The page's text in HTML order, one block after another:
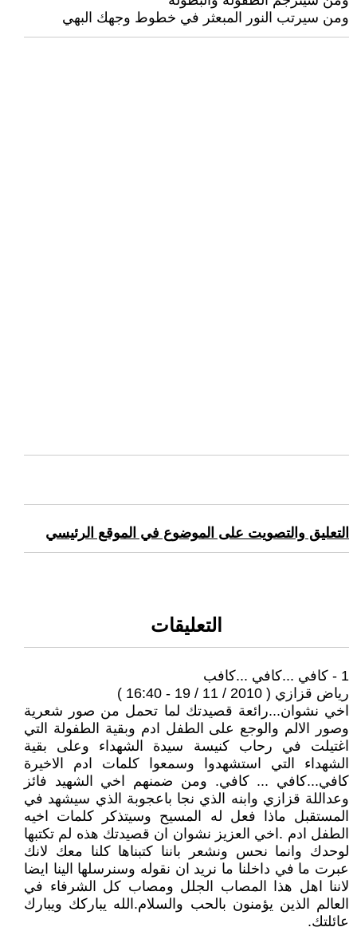
ومن سيرتب النور المبعثر في خطوط وجهك البهي
التعليق والتصويت على الموضوع في الموقع الرئيسي
التعليقات
1 - كافي ...كافي ...كافب
رياض قزازي ( 2010 / 11 / 19 - 16:40 )
اخي نشوان...رائعة قصيدتك لما تحمل من صور شعرية
وصور الالم والوجع على الطفل ادم وبقية الطفولة التي
اغتيلت في رحاب كنيسة سيدة الشهداء وعلى بقية
الشهداء التي استشهدوا وسمعوا كلمات ادم الاخيرة
كافي...كافي ... كافي. ومن ضمنهم اخي الشهيد فائز
وعداللة قزازي وابنه الذي نجا باعجوبة الذي سيشهد في
المستقبل ماذا فعل له المسيح وسيتذكر كلمات اخيه
الطفل ادم .اخي العزيز نشوان ان قصيدتك هذه لم تكتبها
لوحدك وانما نحس ونشعر باننا كتبناها كلنا معك لانك
عبرت ما في داخلنا ما نريد ان نقوله وسنرسلها الينا ايضا
لاننا اهل هذا المصاب الجلل ومصاب كل الشرفاء في
العالم الذين يؤمنون بالحب والسلام.الله يباركك ويبارك
عائلتك.